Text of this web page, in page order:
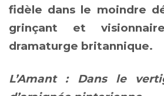
fidèle dans le moindre
grinçant et
dramaturge britannique.
L’Amant : Dans le